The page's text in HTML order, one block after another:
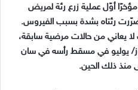
أوّل عملية زرع رئة لمريض
رئتاه بشدة بسبب الفيروس.
يعاني من حالات مرضية سابقة،
يوليو في مسقط رأسه في سان
منذ ذلك الحين.